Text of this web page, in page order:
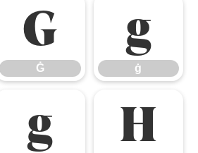
Ġ
Ġ
ġ
ġ
ģ Ĥ